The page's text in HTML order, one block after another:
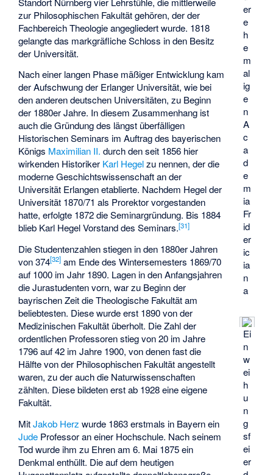
er
e
h
e
m
al
ig
e
n
A
c
a
d
e
m
ia
Fr
id
er
ic
ia
n
a
Ei
n
w
ei
h
u
n
g
sf
ei
er
zur Philosophischen Fakultät gehören, der der
Fachbereich Theologie angegliedert wurde. 1818
gelangte das markgräfliche Schloss in den Besitz
der Universität.
Nach einer langen Phase mäßiger Entwicklung kam
der Aufschwung der Erlanger Universität, wie bei
den anderen deutschen Universitäten, zu Beginn
der 1880er Jahre. In diesem Zusammenhang ist
auch die Gründung des längst überfälligen
Historischen Seminars im Auftrag des bayerischen
Königs Maximilian II. durch den seit 1856 hier
wirkenden Historiker Karl Hegelzu nennen, der die
moderne Geschichtswissenschaft an der
Universität Erlangen etablierte. Nachdem Hegel der
Universität 1870/71 als Prorektor vorgestanden
hatte, erfolgte 1872 die Seminargründung. Bis 1884
blieb Karl Hegel Vorstand des Seminars.[31]
Die Studentenzahlen stiegen in den 1880er Jahren
von 374[32] am Ende des Wintersemesters 1869/70
auf 1000 im Jahr 1890. Lagen in den Anfangsjahren
die Jurastudenten vorn, war zu Beginn der
bayrischen Zeit die Theologische Fakultät am
beliebtesten. Diese wurde erst 1890 von der
Medizinischen Fakultät überholt. Die Zahl der
ordentlichen Professoren stieg von 20 im Jahre
1796 auf 42 im Jahre 1900, von denen fast die
Hälfte von der Philosophischen Fakultät angestellt
waren, zu der auch die Naturwissenschaften
zählten. Diese bildeten erst ab 1928 eine eigene
Fakultät.
MitJakob Herz wurde 1863 erstmals in Bayern ein
Jude Professor an einer Hochschule. Nach seinem
Tod wurde ihm zu Ehren am 6. Mai 1875 ein
Denkmal enthüllt. Die auf dem heutigen